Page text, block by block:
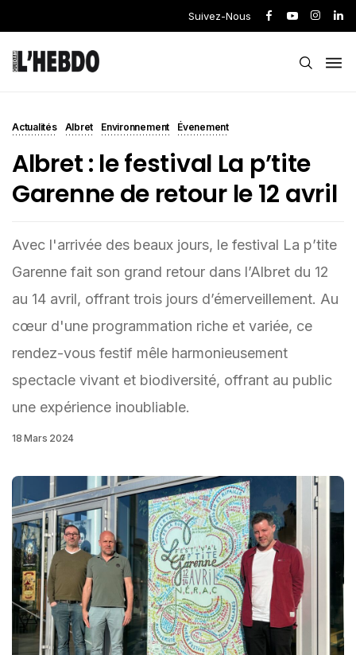
Suivez-Nous
Actualités Albret Environnement Évenement
Albret : le festival La p’tite
Garenne de retour le 12 avril
Avec l'arrivée des beaux jours, le festival La p’tite
Garenne fait son grand retour dans l’Albret du 12
au 14 avril, offrant trois jours d’émerveillement. Au
cœur d'une programmation riche et variée, ce
rendez-vous festif mêle harmonieusement
spectacle vivant et biodiversité, offrant au public
une expérience inoubliable.
18 Mars 2024